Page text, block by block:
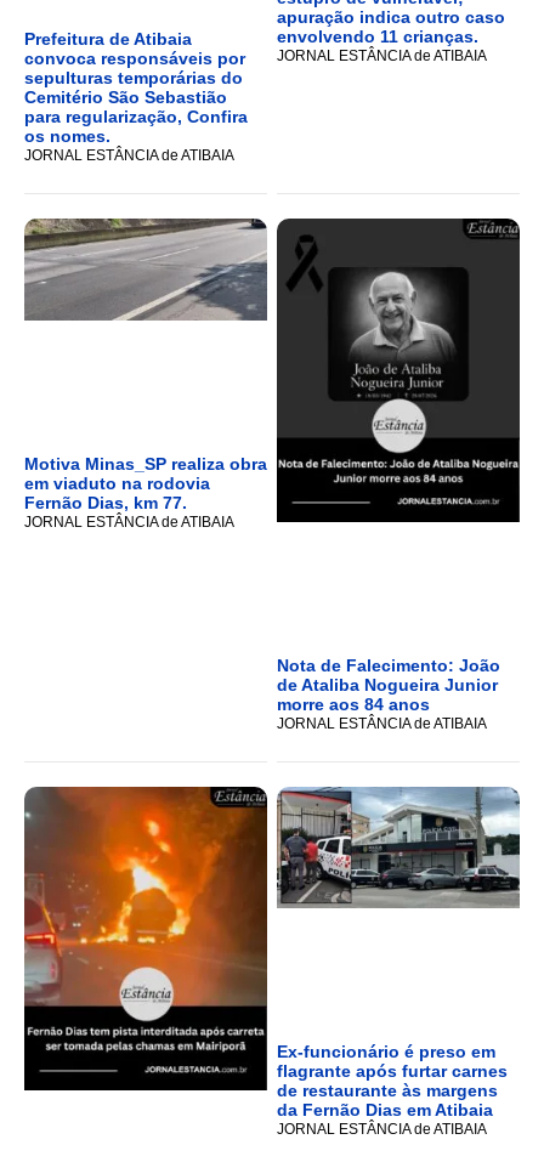
Prefeitura de Atibaia
convoca responsáveis por
sepulturas temporárias do
Cemitério São Sebastião
para regularização, Confira
os nomes.
JORNAL ESTÂNCIA de ATIBAIA
apuração indica outro caso
envolvendo 11 crianças.
JORNAL ESTÂNCIA de ATIBAIA
Motiva Minas_SP realiza obra
em viaduto na rodovia
Fernão Dias, km 77.
JORNAL ESTÂNCIA de ATIBAIA
Nota de Falecimento: João
de Ataliba Nogueira Junior
morre aos 84 anos
JORNAL ESTÂNCIA de ATIBAIA
Ex-funcionário é preso em
flagrante após furtar carnes
de restaurante às margens
da Fernão Dias em Atibaia
JORNAL ESTÂNCIA de ATIBAIA